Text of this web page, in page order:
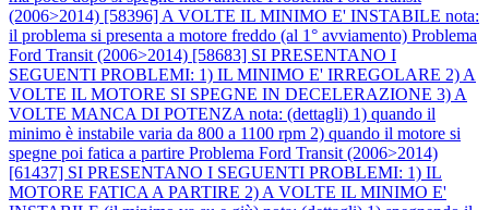
(2006>2014) [58396] A VOLTE IL MINIMO E' INSTABILE nota:
il problema si presenta a motore freddo (al 1° avviamento) Problema
Ford Transit (2006>2014) [58683] SI PRESENTANO I
SEGUENTI PROBLEMI: 1) IL MINIMO E' IRREGOLARE 2) A
VOLTE IL MOTORE SI SPEGNE IN DECELERAZIONE 3) A
VOLTE MANCA DI POTENZA nota: (dettagli) 1) quando il
minimo è instabile varia da 800 a 1100 rpm 2) quando il motore si
spegne poi fatica a partire Problema Ford Transit (2006>2014)
[61437] SI PRESENTANO I SEGUENTI PROBLEMI: 1) IL
MOTORE FATICA A PARTIRE 2) A VOLTE IL MINIMO E'